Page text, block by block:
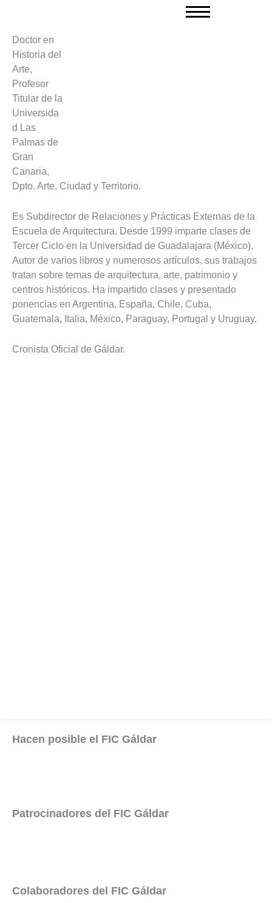
contenido
Doctor en
Historia del
Arte,
Profesor
Titular de la
Universida
d Las
Palmas de
Gran
Canaria,
Dpto. Arte, Ciudad y Territorio.
Es Subdirector de Relaciones y Prácticas Externas de la
Escuela de Arquitectura. Desde 1999 imparte clases de
Tercer Ciclo en la Universidad de Guadalajara (México).
Autor de varios libros y numerosos artículos, sus trabajos
tratan sobre temas de arquitectura, arte, patrimonio y
centros históricos. Ha impartido clases y presentado
ponencias en Argentina, España, Chile, Cuba,
Guatemala, Italia, México, Paraguay, Portugal y Uruguay.
Cronista Oficial de Gáldar.
Hacen posible el FIC Gáldar
Patrocinadores del FIC Gáldar
Colaboradores del FIC Gáldar